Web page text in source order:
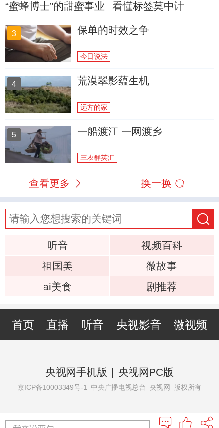
“蜜蜂博士”的甜蜜事业 看懂标签莫中计
3 保单的时效之争
今日说法
4 荒漠翠影蕴生机
远方的家
5 一船渡江 一网渡乡
三农群英汇
查看更多 换一换
听音
视频百科
祖国美
微故事
ai美食
剧推荐
首页 直播 听音 央视影音 微视频
央视网手机版 | 央视网PC版
京ICP备10003349号-1 中央广播电视总台 央视网 版权所有